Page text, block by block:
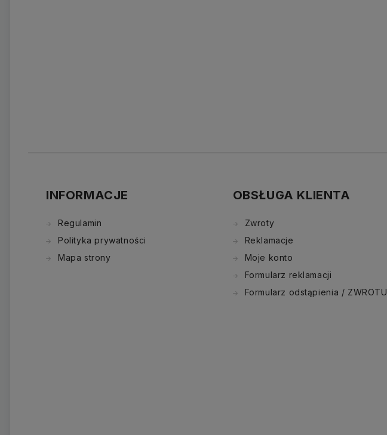
INFORMACJE
Regulamin
Polityka prywatności
Mapa strony
OBSŁUGA KLIENTA
Zwroty
Reklamacje
Moje konto
Formularz reklamacji
Formularz odstąpienia / ZWROTU